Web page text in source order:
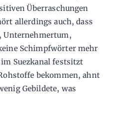
Überraschungen
allerdings auch, dass
Schimpfwörter mehr
Suezkanal festsitzt
bekommen, ahnt
Gebildete, was